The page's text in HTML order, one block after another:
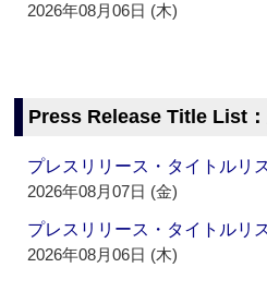
2026年08月06日 (木)
Press Release Title List
プレスリリース・タイトル
2026年08月07日 (金)
プレスリリース・タイトル
2026年08月06日 (木)